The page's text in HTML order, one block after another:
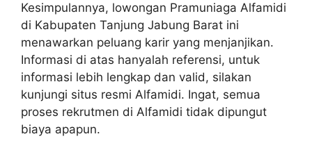
Kesimpulannya, lowongan Pramuniaga Alfamidi
di Kabupaten Tanjung Jabung Barat ini
menawarkan peluang karir yang menjanjikan.
Informasi di atas hanyalah referensi, untuk
informasi lebih lengkap dan valid, silakan
kunjungi situs resmi Alfamidi. Ingat, semua
proses rekrutmen di Alfamidi tidak dipungut
biaya apapun.